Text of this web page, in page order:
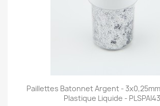
Paillettes Batonnet Argent -
Plastique Liquide -